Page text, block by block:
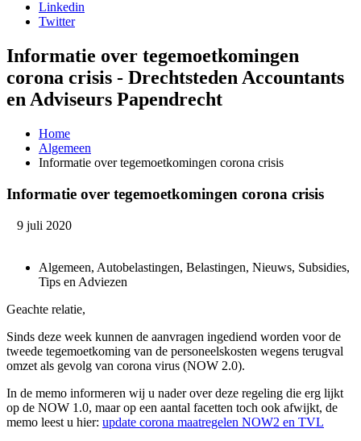
Linkedin
Twitter
Informatie over tegemoetkomingen
corona crisis - Drechtsteden Accountants
en Adviseurs Papendrecht
Home
Algemeen
Informatie over tegemoetkomingen corona crisis
Informatie over tegemoetkomingen corona crisis
9 juli 2020
Algemeen, Autobelastingen, Belastingen, Nieuws, Subsidies,
Tips en Adviezen
Geachte relatie,
Sinds deze week kunnen de aanvragen ingediend worden voor de
tweede tegemoetkoming van de personeelskosten wegens terugval
omzet als gevolg van corona virus (NOW 2.0).
In de memo informeren wij u nader over deze regeling die erg lijkt
op de NOW 1.0, maar op een aantal facetten toch ook afwijkt, de
memo leest u hier: update corona maatregelen NOW2 en TVL